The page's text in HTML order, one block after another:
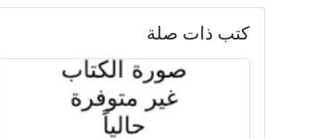
كتب ذات صلة